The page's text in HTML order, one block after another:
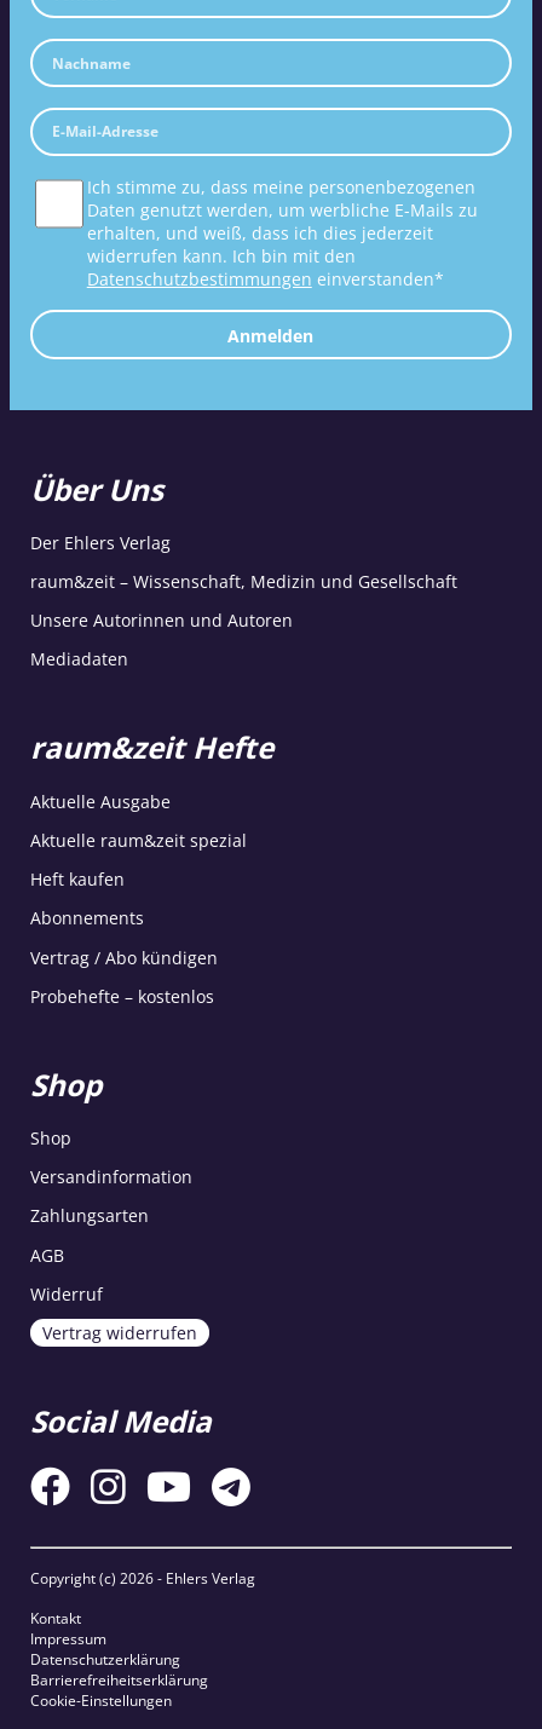
Ich stimme zu, dass meine personenbezogenen
Daten genutzt werden, um werbliche E-Mails zu
erhalten, und weiß, dass ich dies jederzeit
widerrufen kann. Ich bin mit den
Datenschutzbestimmungen einverstanden*
Anmelden
Über Uns
Der Ehlers Verlag
raum&zeit – Wissenschaft, Medizin und Gesellschaft
Unsere Autorinnen und Autoren
Mediadaten
raum&zeit Hefte
Aktuelle Ausgabe
Aktuelle raum&zeit spezial
Heft kaufen
Abonnements
Vertrag / Abo kündigen
Probehefte – kostenlos
Shop
Shop
Versandinformation
Zahlungsarten
AGB
Widerruf
Vertrag widerrufen
Social Media
Copyright (c) 2026 - Ehlers Verlag
Kontakt
Impressum
Datenschutzerklärung
Barrierefreiheitserklärung
Cookie-Einstellungen